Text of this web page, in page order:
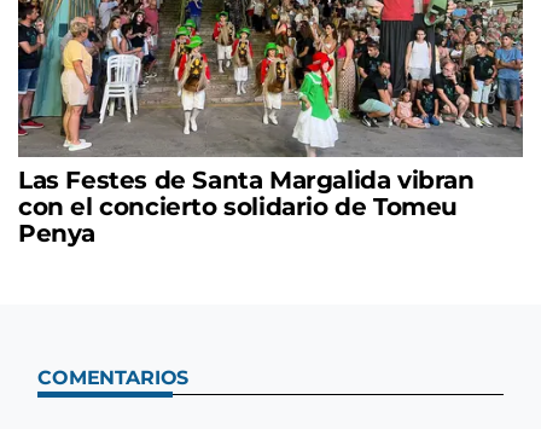
Las Festes de Santa Margalida vibran
con el concierto solidario de Tomeu
Penya
COMENTARIOS